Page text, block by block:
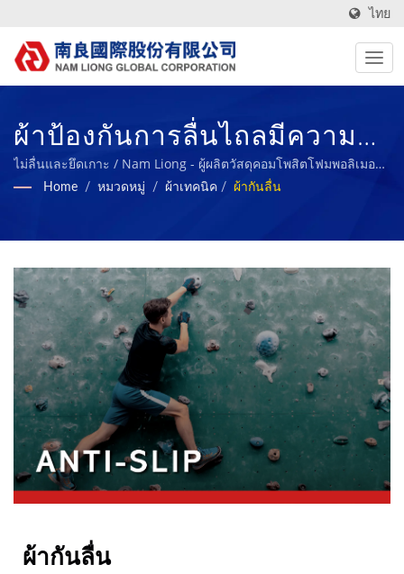
ไทย
ผ้าป้องกันการลื่นไถลมีความ
ทนทานและให้แรงเสียดทานที่
ดีเมื่อสัมผัสกับวัตถุอื่น. / Nam
Liong - ผู้ผลิตวัสดุคอมโพสิต
โฟมพอลิเมอร์มืออาชีพ.
ไม่ลื่นและยึดเกาะ / Nam Liong - ผู้ผลิตวัสดุคอมโพสิตโฟมพอลิเมอร์
มืออาชีพ.
Home / หมวดหมู่ / ผ้าเทคนิค / ผ้ากันลื่น
ผ้ากันลื่น